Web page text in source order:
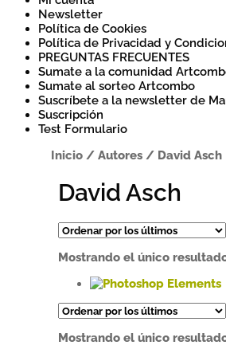
Newsletter
Política de Cookies
Política de Privacidad y
PREGUNTAS FRECUENTES
Sumate a la comunidad
Sumate al sorteo Artcombo
Suscríbete a la newsletter de
Suscripción
Test Formulario
Inicio /Autores / David Asch
David Asch
Mostrando el único
producto
múltiples
Mostrando el único